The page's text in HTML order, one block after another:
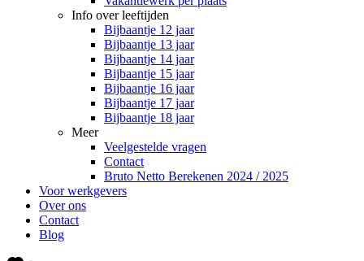
Info over leeftijden
Bijbaantje 12 jaar
Bijbaantje 13 jaar
Bijbaantje 14 jaar
Bijbaantje 15 jaar
Bijbaantje 16 jaar
Bijbaantje 17 jaar
Bijbaantje 18 jaar
Meer
Veelgestelde vragen
Contact
Bruto Netto Berekenen 2024 / 2025
Voor werkgevers
Over ons
Contact
Blog